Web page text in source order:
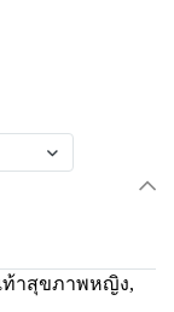
ท้าสุขภาพหญิง,